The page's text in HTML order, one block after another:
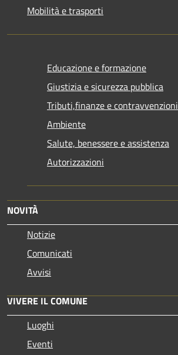
Mobilità e trasporti
Educazione e formazione
Giustizia e sicurezza pubblica
Tributi,finanze e contravvenzioni
Ambiente
Salute, benessere e assistenza
Autorizzazioni
NOVITÀ
Notizie
Comunicati
Avvisi
VIVERE IL COMUNE
Luoghi
Eventi